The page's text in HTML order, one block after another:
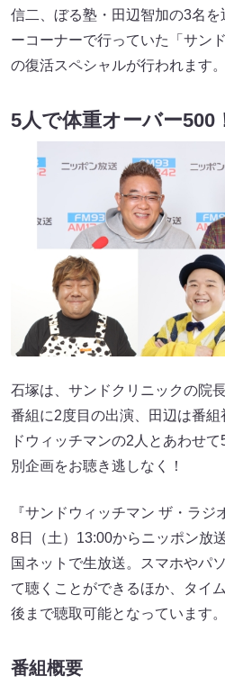
信二、ぼる塾・田辺智加の3名
ーコーナーで行っていた「サン
の復活スペシャルが行われます。
5人で体重オーバー500
石塚は、サンドクリニックの院
番組に2度目の出演、田辺は番
ドウィッチマンの2人とあわせ
別企画をお聴き逃しなく！
『サンドウィッチマン ザ・ラジ
8日（土）13:00からニッポン放
国ネットで生放送。スマホやパ
て聴くことができるほか、タイ
後まで聴取可能となっています。
番組概要